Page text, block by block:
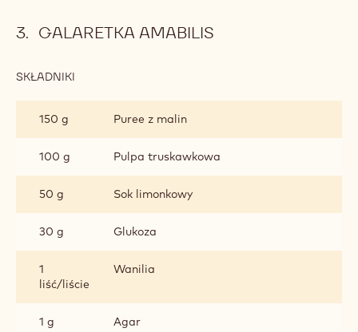
GALARETKA AMABILIS
SKŁADNIKI
150 g
Puree z malin
100 g Pulpa truskawkowa
50 g Sok limonkowy
30 g Glukoza
1
liść/liście
Wanilia
1 g Agar